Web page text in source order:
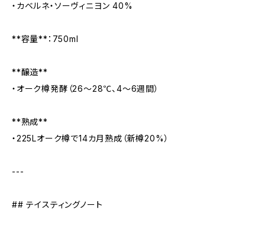
・カベルネ・ソーヴィニヨン 40%
**容量**：750ml
**醸造**
・オーク樽発酵（26〜28℃、4〜6週間）
**熟成**
・225Lオーク樽で14カ月熟成（新樽20%）
---
## テイスティングノート